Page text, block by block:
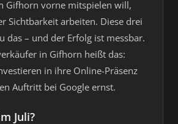
Gifhorn vorne mitspielen will,
Sichtbarkeit arbeiten. Diese drei
das – und der Erfolg ist messbar.
in Gifhorn heißt das:
in ihre Online-Präsenz
Auftritt bei Google ernst.
Juli?